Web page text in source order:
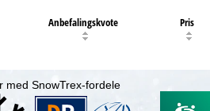
Anbefalingskvote Pris
med SnowTrex-fordele